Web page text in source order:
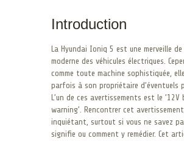
Introduction
La Hyundai Ioniq 5 est une merveille de
moderne des véhicules électriques.
comme toute machine sophistiquée,
parfois à son propriétaire d’éventuels
L’un de ces avertissements est le
warning’. Rencontrer cet
inquiétant, surtout si vous ne savez
signifie ou comment y remédier. Cet